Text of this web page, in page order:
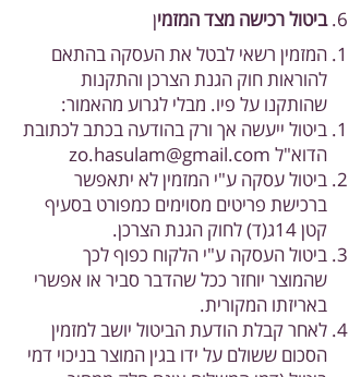
ביטול רכישה מצד המזמין
המזמין רשאי לבטל את העסקה בהתאם
להוראות חוק הגנת הצרכן והתקנות
שהותקנו על פיו. מבלי לגרוע מהאמור:
ביטול ייעשה אך ורק בהודעה בכתב לכתובת
הדוא"ל zo.hasulam@gmail.com
ביטול עסקה ע"י המזמין לא יתאפשר
ברכישת פריטים מסוימים כמפורט בסעיף
קטן 14ג(ד) לחוק הגנת הצרכן.
ביטול העסקה ע"י הלקוח כפוף לכך
שהמוצר יוחזר ככל שהדבר סביר או אפשרי
באריזתו המקורית.
לאחר קבלת הודעת הביטול יושב למזמין
הסכום ששולם על ידו בגין המוצר בניכוי דמי